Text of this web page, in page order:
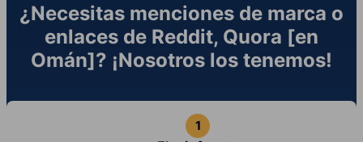
¿Necesitas menciones de marca o
enlaces de Reddit, Quora [en
Omán]? ¡Nosotros los tenemos!